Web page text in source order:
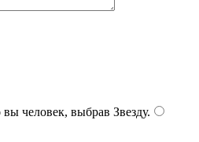
человек, выбрав Звезду.